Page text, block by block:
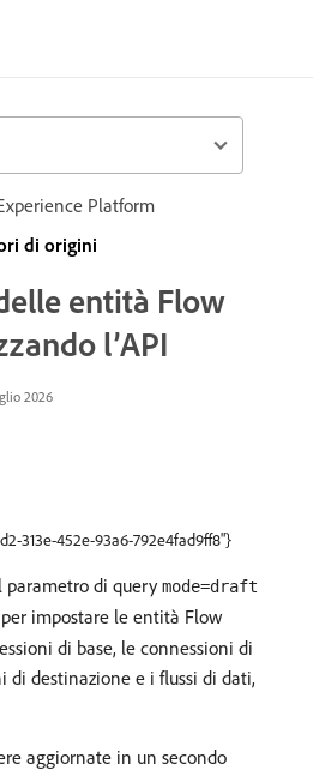
Platform
di origini
entità Flow
l’API
2026
313e-452e-93a6-792e4fad9ff8"}
parametro di querymode=draft
per impostare le entità Flow
di base, le connessioni di
di destinazione e i flussi di dati,
aggiornate in un secondo